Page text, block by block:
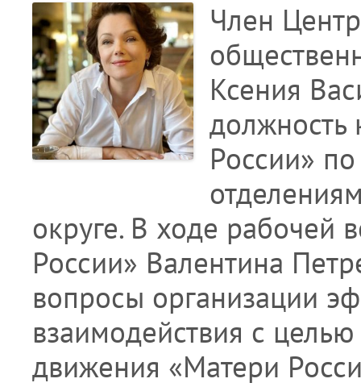
Член
Ксения
должность
России»
округе. В ходе рабочей
России» Валентина
вопросы организации
взаимодействия с
движения «Матери